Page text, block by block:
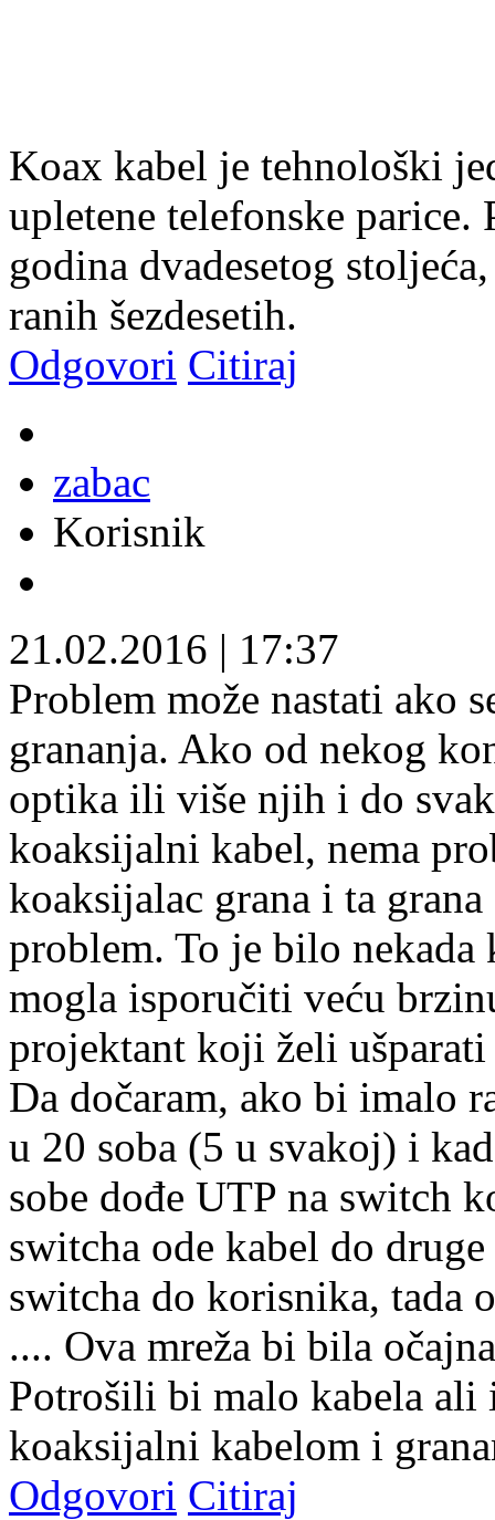
Koax kabel je tehnološki
upletene telefonske parice.
godina dvadesetog
ranih šezdesetih.
Odgovori Citiraj
zabac
Korisnik
21.02.2016 | 17:37
Problem može nastati ako
grananja. Ako od nekog
optika ili više njih i do
koaksijalni kabel, nema
koaksijalac grana i ta grana
problem. To je bilo nekada
mogla isporučiti veću
projektant koji želi ušparati
Da dočaram, ako bi imalo
u 20 soba (5 u svakoj) i
sobe dođe UTP na switch
switcha ode kabel do
switcha do korisnika, tada
.... Ova mreža bi bila
Potrošili bi malo kabela ali
koaksijalni kabelom i
Odgovori Citiraj